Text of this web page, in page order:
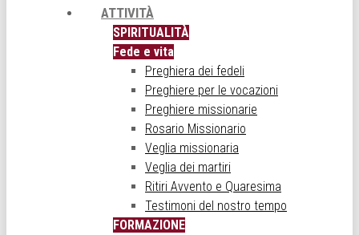
ATTIVITÀ
SPIRITUALITÀ
Fede e vita
Preghiera dei fedeli
Preghiere per le vocazioni
Preghiere missionarie
Rosario Missionario
Veglia missionaria
Veglia dei martiri
Ritiri Avvento e Quaresima
Testimoni del nostro tempo
FORMAZIONE